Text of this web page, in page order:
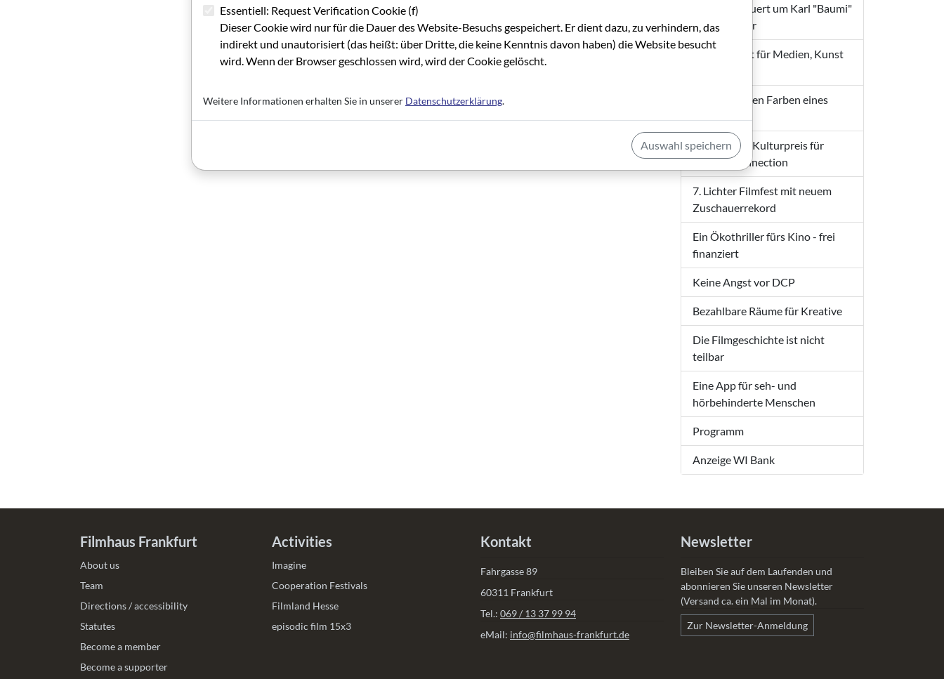
Pandora trauert um Karl "Baumi"
Baumgartner
Leidenschaft für Medien, Kunst
Die kulturellen Farben eines
Japanischer Kulturpreis für
Nippon Connection
7. Lichter Filmfest mit neuem
Zuschauerrekord
Ein Ökothriller fürs Kino - frei
finanziert
Keine Angst vor DCP
Bezahlbare Räume für Kreative
Die Filmgeschichte ist nicht
teilbar
Eine App für seh- und
hörbehinderte Menschen
Programm
Anzeige WI Bank
Filmhaus Frankfurt
About us
Team
Directions / accessibility
Statutes
Become a member
Become a supporter
Activities
Imagine
Cooperation Festivals
Filmland Hesse
episodic film 15x3
Kontakt
Fahrgasse 89
60311 Frankfurt
Tel.: 069 / 13 37 99 94
eMail: info@filmhaus-frankfurt.de
Newsletter
Bleiben Sie auf dem Laufenden und
abonnieren Sie unseren Newsletter
(Versand ca. ein Mal im Monat).
Zur Newsletter-Anmeldung
Essentiell: Request Verification Cookie (f)
Dieser Cookie wird nur für die Dauer des Website-Besuchs gespeichert. Er dient dazu, zu verhindern, das
indirekt und unautorisiert (das heißt: über Dritte, die keine Kenntnis davon haben) die Website besucht
wird. Wenn der Browser geschlossen wird, wird der Cookie gelöscht.
Weitere Informationen erhalten Sie in unserer Datenschutzerklärung.
Auswahl speichern